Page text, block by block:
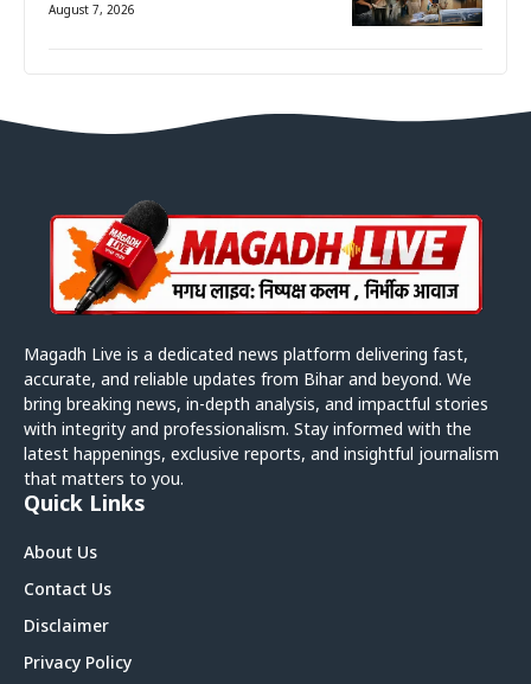
August 7, 2026
Magadh Live is a dedicated news platform delivering fast,
accurate, and reliable updates from Bihar and beyond. We
bring breaking news, in-depth analysis, and impactful stories
with integrity and professionalism. Stay informed with the
latest happenings, exclusive reports, and insightful journalism
that matters to you.
Quick Links
About Us
Contact Us
Disclaimer
Privacy Policy